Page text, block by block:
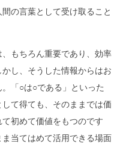
の言葉として受け取ること
もちろん重要であり、効率
し、そうした情報からはお
「○は○である」といった
て得ても、そのままでは価
初めて価値をもつのです
当てはめて活用できる場面